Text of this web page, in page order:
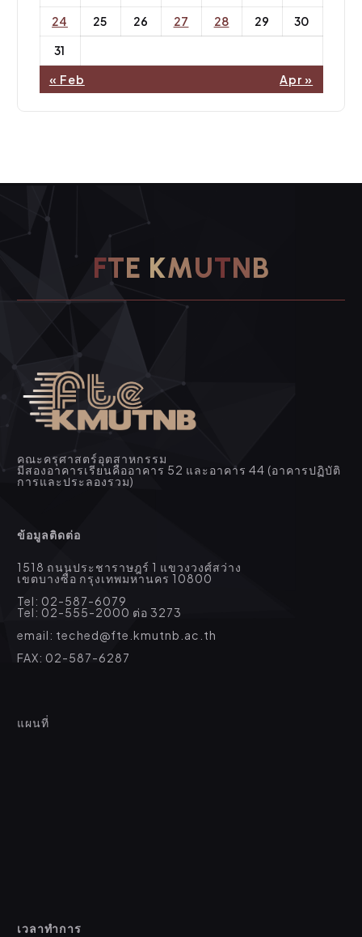
24
25 26 27 28 29
30
31
« Feb Apr »
FTE KMUTNB
คณะครุศาสตร์อุตสาหกรรม
มีสองอาคารเรียนคืออาคาร 52 และอาคาร 44 (อาคารปฏิบัติ
การและประลองรวม)
ข้อมูลติดต่อ
1518 ถนนประชาราษฎร์ 1 แขวงวงศ์สว่าง
เขตบางซื่อ กรุงเทพมหานคร 10800
Tel: 02-587-6079
Tel: 02-555-2000 ต่อ 3273
email: teched@fte.kmutnb.ac.th
FAX: 02-587-6287
แผนที่
เวลาทำการ